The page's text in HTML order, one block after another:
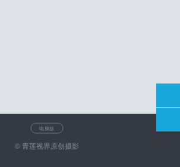
电脑版
© 青莲视界原创摄影